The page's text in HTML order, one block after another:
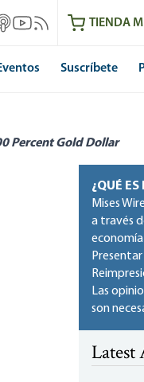
Instagram
itunes
Mises Youtube
Mises RSS feedTIENDA
Suscríbete
Percent Gold Dollar
¿QUÉ ES
Mises
a través
Las
son
Latest